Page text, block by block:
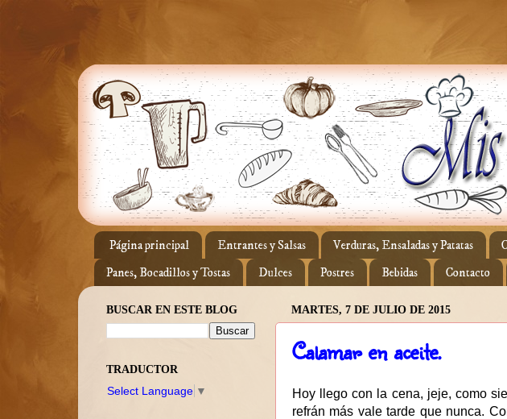
Página principal Entrantes y Salsas Verduras, Ensaladas y Patatas
Panes, Bocadillos y Tostas
Dulces Postres Bebidas Contacto
MARTES, 7 DE JULIO DE 2015
Calamar en aceite.
Hoy llego con la cena, jeje, como
refrán más vale tarde que nunca.
BUSCAR EN ESTE BLOG
TRADUCTOR
Select Language ▼